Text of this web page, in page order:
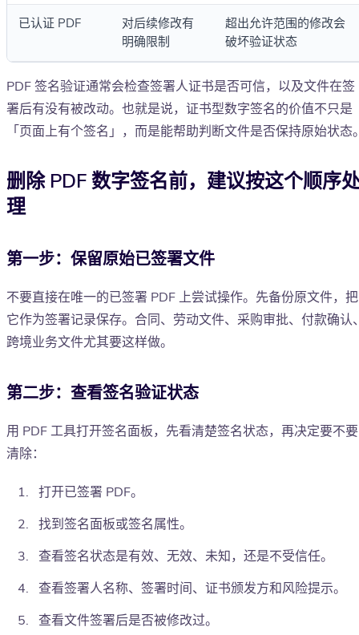
已认证 PDF
对后续修改有
明确限制
超出允许范围的修改会
破坏验证状态
PDF 签名验证通常会检查签署人证书是否可信，以及文件在签
署后有没有被改动。也就是说，证书型数字签名的价值不只是
「页面上有个签名」，而是能帮助判断文件是否保持原始状态
删除 PDF 数字签名前，建议按这个顺序
理
第一步：保留原始已签署文件
不要直接在唯一的已签署 PDF 上尝试操作。先备份原文件，把
它作为签署记录保存。合同、劳动文件、采购审批、付款确认
跨境业务文件尤其要这样做。
第二步：查看签名验证状态
用 PDF 工具打开签名面板，先看清楚签名状态，再决定要不要
清除：
打开已签署 PDF。
找到签名面板或签名属性。
查看签名状态是有效、无效、未知，还是不受信任。
查看签署人名称、签署时间、证书颁发方和风险提示。
查看文件签署后是否被修改过。